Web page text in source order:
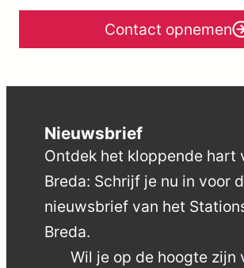
Contact opnemen
Nieuwsbrief
Ontdek het kloppende hart
Breda: Schrijf je nu in voor
nieuwsbrief van het
Breda.
Wil je op de hoogte zijn